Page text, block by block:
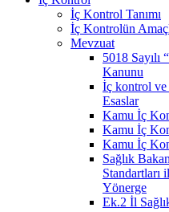
İç Kontrol Tanımı
İç Kontrolün
Mevzuat
5018
Kanunu
İç kontrol
Esaslar
Kamu İç
Kamu İç
Kamu İç
Sağlık
Standartları
Yönerge
Ek.2 İl